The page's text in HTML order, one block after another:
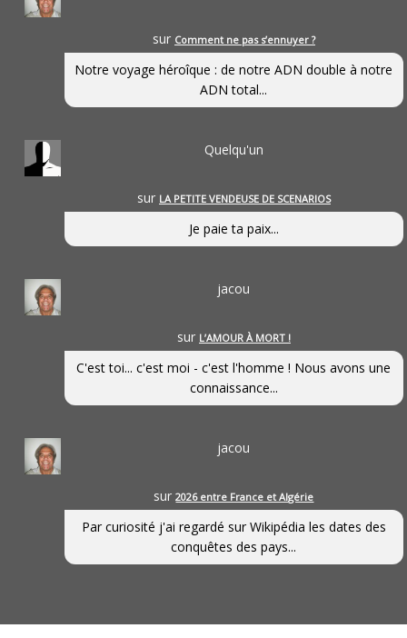
sur Comment ne pas s’ennuyer ?
Notre voyage héroîque : de notre ADN double à notre
ADN total...
Quelqu'un
sur LA PETITE VENDEUSE DE SCENARIOS
Je paie ta paix...
jacou
sur L’AMOUR À MORT !
C'est toi... c'est moi - c'est l'homme ! Nous avons une
connaissance...
jacou
sur2026 entre France et Algérie
Par curiosité j'ai regardé sur Wikipédia les dates des
conquêtes des pays...